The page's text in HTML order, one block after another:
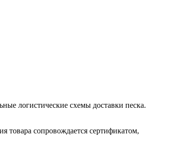
логистические схемы доставки песка.
сопровождается сертификатом,